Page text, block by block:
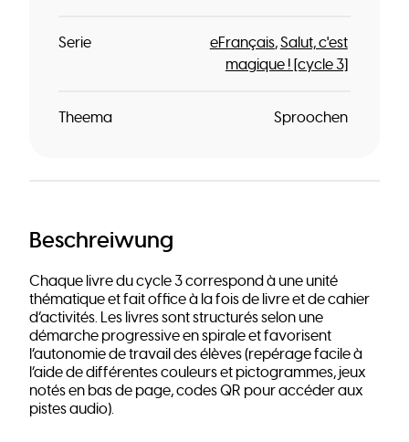
Serie eFrançais Salut, c'est
magique ! [cycle 3]
Theema Sproochen
Beschreiwung
Chaque livre du cycle 3 correspond à une unité
thématique et fait office à la fois de livre et de cahier
d’activités. Les livres sont structurés selon une
démarche progressive en spirale et favorisent
l’autonomie de travail des élèves (repérage facile à
l’aide de différentes couleurs et pictogrammes, jeux
notés en bas de page, codes QR pour accéder aux
pistes audio).